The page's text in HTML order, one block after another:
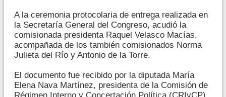
A la ceremonia protocolaria de entrega realizada en
la Secretaría General del Congreso, acudió la
comisionada presidenta Raquel Velasco Macías,
acompañada de los también comisionados Norma
Julieta del Río y Antonio de la Torre.
El documento fue recibido por la diputada María
Elena Nava Martínez, presidenta de la Comisión de
Régimen Interno y Concertación Política (CRIyCP)